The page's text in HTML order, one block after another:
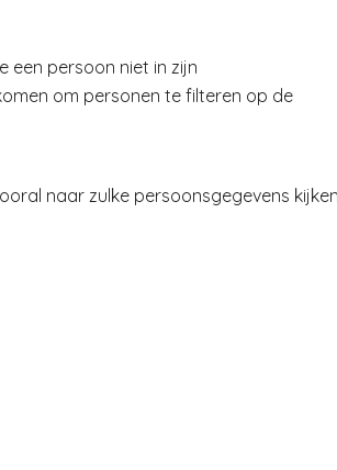
een persoon niet in zijn
om personen te filteren op de
naar zulke persoonsgegevens